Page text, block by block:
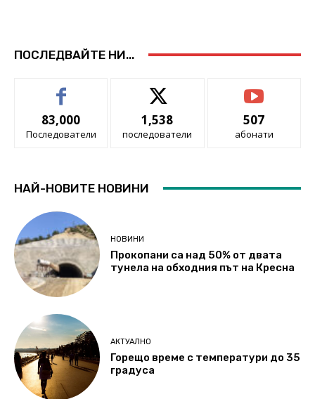
ПОСЛЕДВАЙТЕ НИ...
83,000
Последователи
1,538
последователи
507
абонати
НАЙ-НОВИТЕ НОВИНИ
НОВИНИ
Прокопани са над 50% от двата
тунела на обходния път на Кресна
АКТУАЛНО
Горещо време с температури до 35
градуса